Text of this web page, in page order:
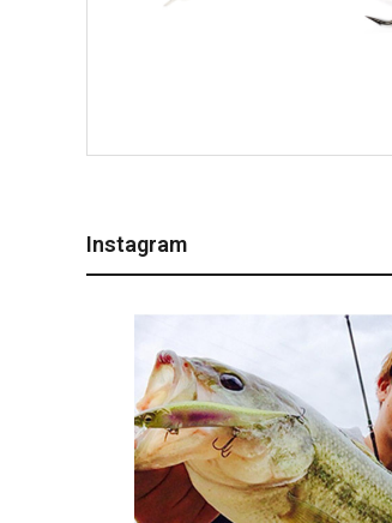
Instagram